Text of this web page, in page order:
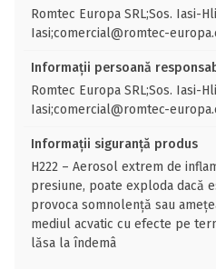
Romtec Europa SRL;Sos. Iasi-
Iasi;comercial@romtec-
Informații persoană
Romtec Europa SRL;Sos. Iasi-
Iasi;comercial@romtec-
Informații siguranță produs
H222 – Aerosol extrem de
presiune, poate exploda dacă
provoca somnolență sau
mediul acvatic cu efecte pe
lăsa la îndemâ